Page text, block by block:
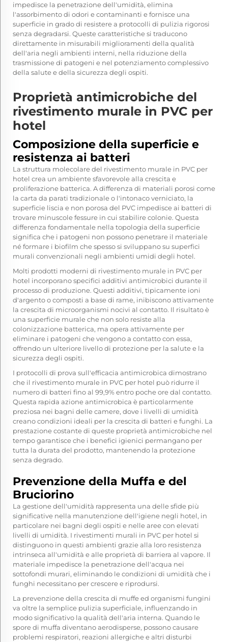
impedisce la penetrazione dell'umidità, elimina
l'assorbimento di odori e contaminanti e fornisce una
superficie in grado di resistere a protocolli di pulizia rigorosi
senza degradarsi. Queste caratteristiche si traducono
direttamente in misurabili miglioramenti della qualità
dell'aria negli ambienti interni, nella riduzione della
trasmissione di patogeni e nel potenziamento complessivo
della salute e della sicurezza degli ospiti.
Proprietà antimicrobiche del
rivestimento murale in PVC per
hotel
Composizione della superficie e
resistenza ai batteri
La struttura molecolare del rivestimento murale in PVC per
hotel crea un ambiente sfavorevole alla crescita e
proliferazione batterica. A differenza di materiali porosi come
la carta da parati tradizionale o l'intonaco verniciato, la
superficie liscia e non porosa del PVC impedisce ai batteri di
trovare minuscole fessure in cui stabilire colonie. Questa
differenza fondamentale nella topologia della superficie
significa che i patogeni non possono penetrare il materiale
né formare i biofilm che spesso si sviluppano su superfici
murali convenzionali negli ambienti umidi degli hotel.
Molti prodotti moderni di rivestimento murale in PVC per
hotel incorporano specifici additivi antimicrobici durante il
processo di produzione. Questi additivi, tipicamente ioni
d'argento o composti a base di rame, inibiscono attivamente
la crescita di microorganismi nocivi al contatto. Il risultato è
una superficie murale che non solo resiste alla
colonizzazione batterica, ma opera attivamente per
eliminare i patogeni che vengono a contatto con essa,
offrendo un ulteriore livello di protezione per la salute e la
sicurezza degli ospiti.
I protocolli di prova sull'efficacia antimicrobica dimostrano
che il rivestimento murale in PVC per hotel può ridurre il
numero di batteri fino al 99,9% entro poche ore dal contatto.
Questa rapida azione antimicrobica è particolarmente
preziosa nei bagni delle camere, dove i livelli di umidità
creano condizioni ideali per la crescita di batteri e funghi. La
prestazione costante di queste proprietà antimicrobiche nel
tempo garantisce che i benefici igienici permangano per
tutta la durata del prodotto, mantenendo la protezione
senza degrado.
Prevenzione della Muffa e del
Bruciorino
La gestione dell'umidità rappresenta una delle sfide più
significative nella manutenzione dell'igiene negli hotel, in
particolare nei bagni degli ospiti e nelle aree con elevati
livelli di umidità. I rivestimenti murali in PVC per hotel si
distinguono in questi ambienti grazie alla loro resistenza
intrinseca all'umidità e alle proprietà di barriera al vapore. Il
materiale impedisce la penetrazione dell'acqua nei
sottofondi murari, eliminando le condizioni di umidità che i
funghi necessitano per crescere e riprodursi.
La prevenzione della crescita di muffe ed organismi fungini
va oltre la semplice pulizia superficiale, influenzando in
modo significativo la qualità dell'aria interna. Quando le
spore di muffa diventano aerodisperse, possono causare
problemi respiratori, reazioni allergiche e altri disturbi